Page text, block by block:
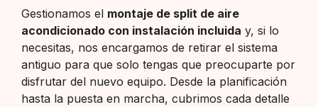
Gestionamos el montaje de split de aire
acondicionado con instalación incluida y, si lo
necesitas, nos encargamos de retirar el sistema
antiguo para que solo tengas que preocuparte por
disfrutar del nuevo equipo. Desde la planificación
hasta la puesta en marcha, cubrimos cada detalle